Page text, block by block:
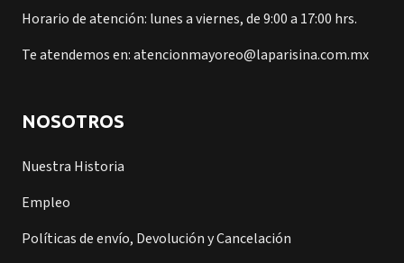
Horario de atención: lunes a viernes, de 9:00 a 17:00 hrs.
Te atendemos en: atencionmayoreo@laparisina.com.mx
NOSOTROS
Nuestra Historia
Empleo
Políticas de envío, Devolución y Cancelación